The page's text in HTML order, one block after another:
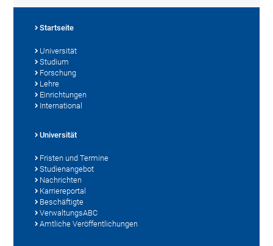
Startseite
Universität
Studium
Forschung
Lehre
Einrichtungen
International
Universität
Fristen und Termine
Studienangebot
Nachrichten
Karriereportal
Beschäftigte
VerwaltungsABC
Amtliche Veröffentlichungen